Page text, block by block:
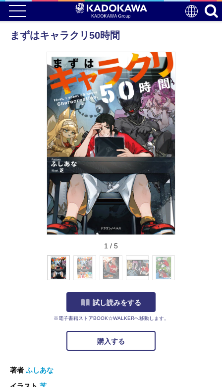
まずはキャラクリ50時間
1 / 5
試し読みをする
※電子書籍ストアBOOK☆WALKERへ移動します。
購入する
著者 ふしあな